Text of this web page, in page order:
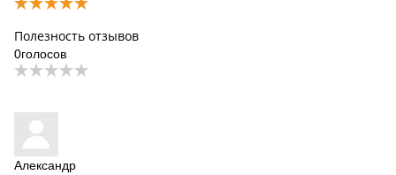
Полезность отзывов
0голосов
Александр